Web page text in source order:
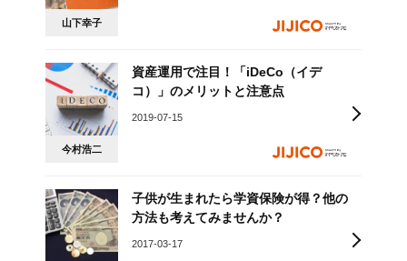
山下幸子
今村浩二
資産運用で注目！「iDeCo（イデ
コ）」のメリットと注意点
2019-07-15
子供が生まれたら学資保険が得？他の
方法も考えてみませんか？
2017-03-17